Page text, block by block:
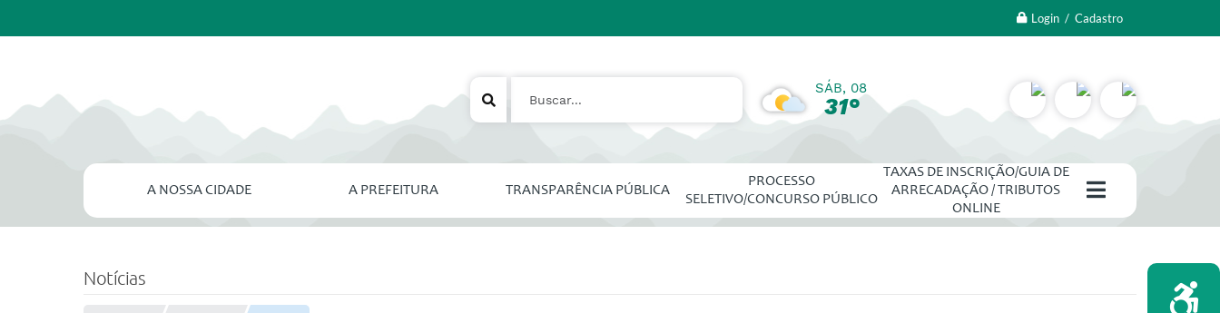
Login / Cadastro
SÁB, 08
31°
A NOSSA CIDADE A PREFEITURA TRANSPARÊNCIA PÚBLICA
PROCESSO
SELETIVO/CONCURSO PÚBLICO
TAXAS DE INSCRIÇÃO/GUIA DE
ARRECADAÇÃO / TRIBUTOS
ONLINE
Notícias